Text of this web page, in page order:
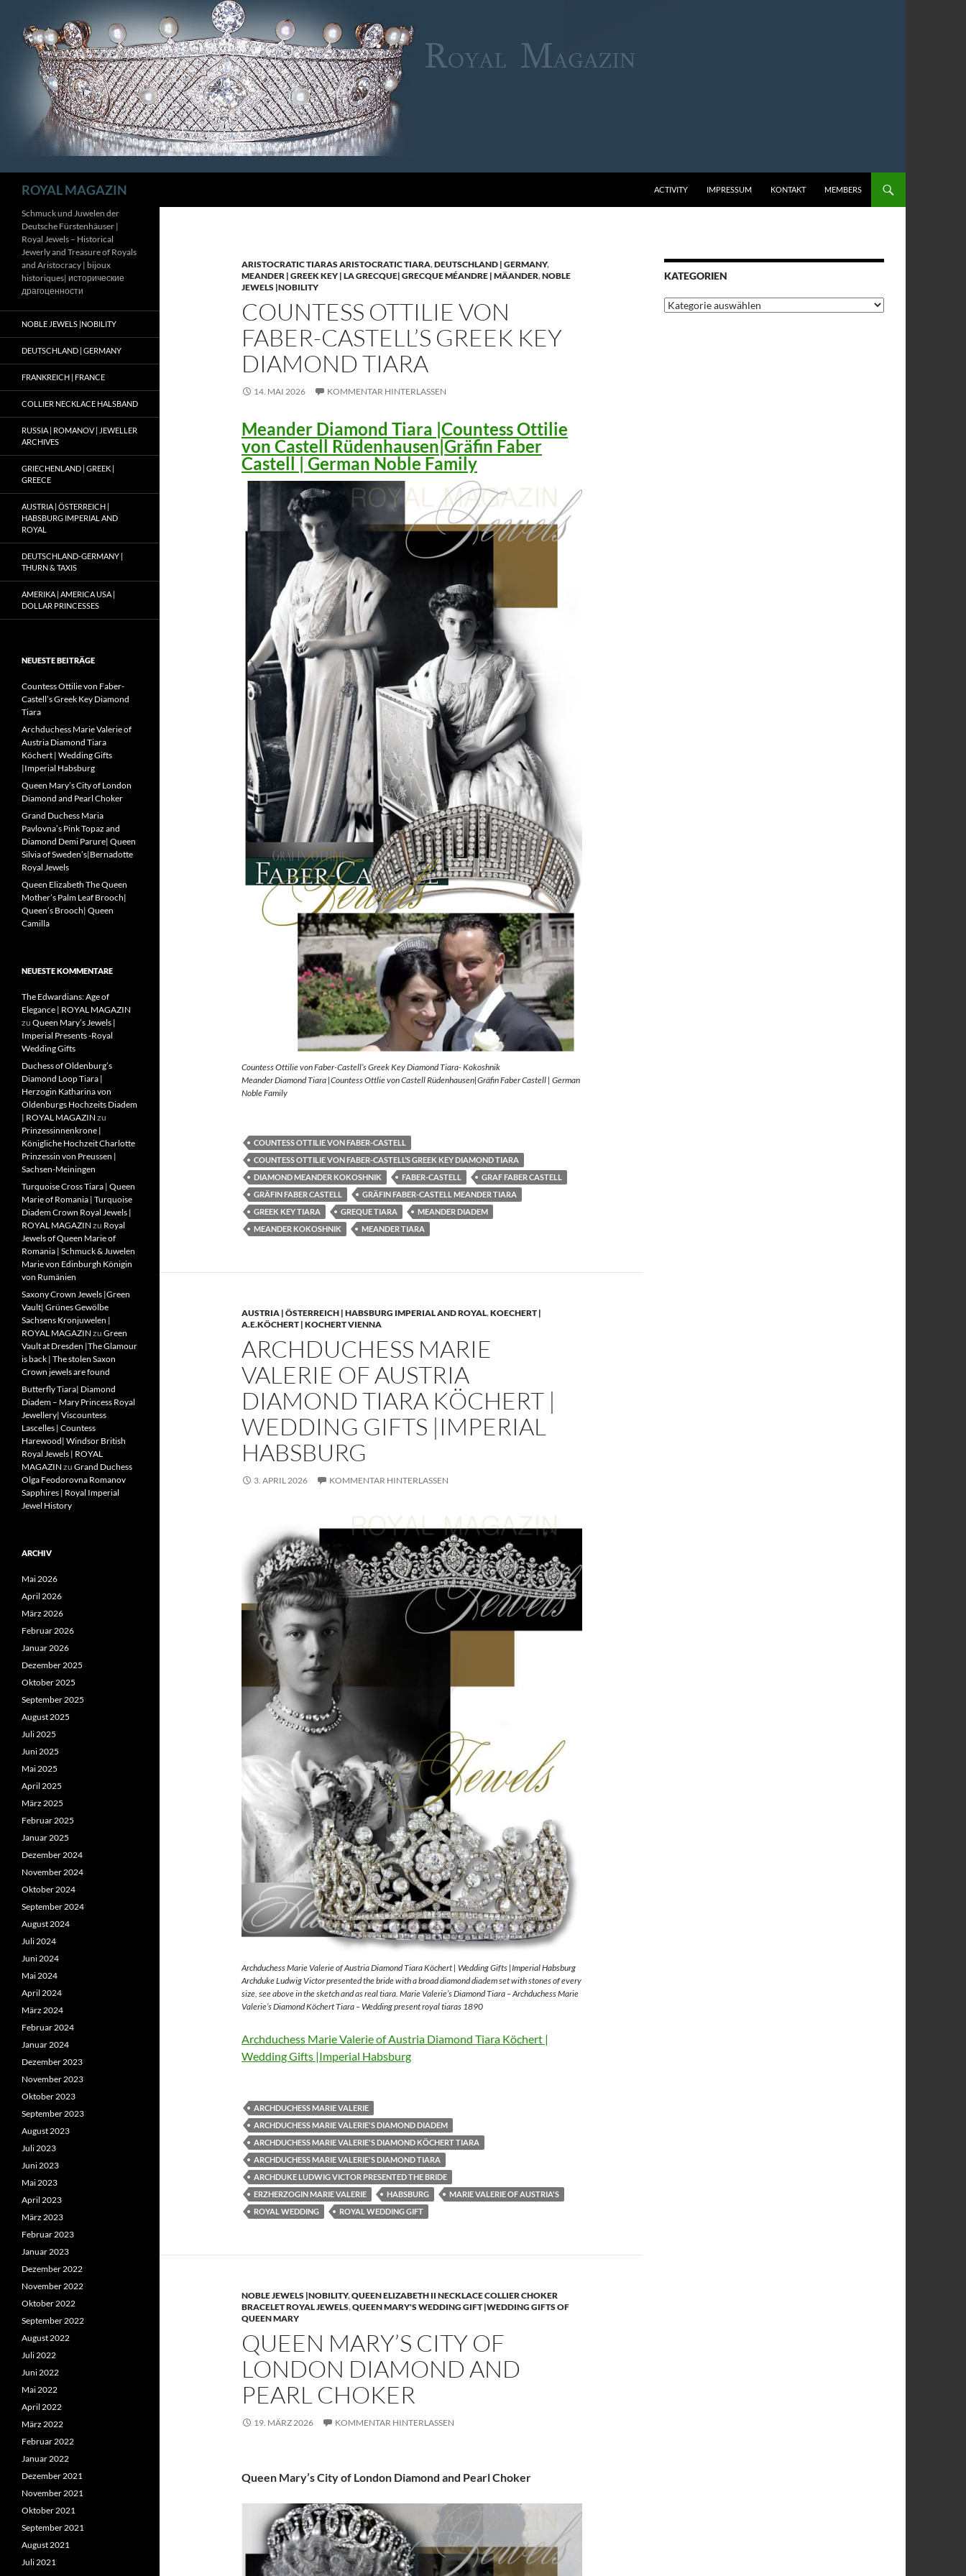
Inhalt
springen
ROYAL MAGAZIN ACTIVITY IMPRESSUM KONTAKT MEMBERS
ARISTOCRATIC TIARAS ARISTOCRATIC TIARA,DEUTSCHLAND | GERMANY,
MEANDER | GREEK KEY | LA GRECQUE| GRECQUE MÉANDRE | MÄANDER,NOBLE
JEWELS |NOBILITY
COUNTESS OTTILIE VON
FABER-CASTELL’S GREEK KEY
DIAMOND TIARA
14. MAI 2026 KOMMENTAR HINTERLASSEN
Meander Diamond Tiara |Countess Ottilie
von Castell Rüdenhausen|Gräfin Faber
Castell | German Noble Family
Countess Ottilie von Faber-Castell’s Greek Key Diamond Tiara- Kokoshnik
Meander Diamond Tiara |Countess Ottlie von Castell Rüdenhausen|Gräfin Faber Castell | German
Noble Family
COUNTESS OTTILIE VON FABER-CASTELL
COUNTESS OTTILIE VON FABER-CASTELL’S GREEK KEY DIAMOND TIARA
DIAMOND MEANDER KOKOSHNIK
FABER-CASTELL
GRAF FABER CASTELL
GRÄFIN FABER CASTELL
GRÄFIN FABER-CASTELL MEANDER TIARA
GREEK KEY TIARA
GREQUE TIARA
MEANDER DIADEM
MEANDER KOKOSHNIK
MEANDER TIARA
AUSTRIA | ÖSTERREICH | HABSBURG IMPERIAL AND ROYAL,KOECHERT |
A.E.KÖCHERT | KOCHERT VIENNA
ARCHDUCHESS MARIE
VALERIE OF AUSTRIA
DIAMOND TIARA KÖCHERT |
WEDDING GIFTS |IMPERIAL
HABSBURG
3. APRIL 2026 KOMMENTAR HINTERLASSEN
Archduchess Marie Valerie of Austria Diamond Tiara Köchert | Wedding Gifts |Imperial Habsburg
Archduke Ludwig Victor presented the bride with a broad diamond diadem set with stones of every
size, see above in the sketch and as real tiara. Marie Valerie’s Diamond Tiara – Archduchess Marie
Valerie’s Diamond Köchert Tiara – Wedding present royal tiaras 1890
Archduchess Marie Valerie of Austria Diamond Tiara Köchert |
Wedding Gifts |Imperial Habsburg
ARCHDUCHESS MARIE VALERIE
ARCHDUCHESS MARIE VALERIE'S DIAMOND DIADEM
ARCHDUCHESS MARIE VALERIE'S DIAMOND KÖCHERT TIARA
ARCHDUCHESS MARIE VALERIE'S DIAMOND TIARA
ARCHDUKE LUDWIG VICTOR PRESENTED THE BRIDE
ERZHERZOGIN MARIE VALERIE
HABSBURG
MARIE VALERIE OF AUSTRIA'S
ROYAL WEDDING
ROYAL WEDDING GIFT
NOBLE JEWELS |NOBILITY,QUEEN ELIZABETH II NECKLACE COLLIER CHOKER
BRACELET ROYAL JEWELS,QUEEN MARY'S WEDDING GIFT |WEDDING GIFTS OF
QUEEN MARY
QUEEN MARY’S CITY OF
LONDON DIAMOND AND
PEARL CHOKER
19. MÄRZ 2026 KOMMENTAR HINTERLASSEN
Queen Mary’s City of London Diamond and Pearl Choker
KATEGORIEN
Kategorien
Schmuck und Juwelen der
Deutsche Fürstenhäuser |
Royal Jewels – Historical
Jewerly and Treasure of Royals
and Aristocracy | bijoux
historiques| исторические
драгоценности
NOBLE JEWELS |NOBILITY
DEUTSCHLAND | GERMANY
FRANKREICH | FRANCE
COLLIER NECKLACE HALSBAND
RUSSIA | ROMANOV | JEWELLER
ARCHIVES
GRIECHENLAND | GREEK |
GREECE
AUSTRIA | ÖSTERREICH |
HABSBURG IMPERIAL AND
ROYAL
DEUTSCHLAND-GERMANY |
THURN & TAXIS
AMERIKA | AMERICA USA |
DOLLAR PRINCESSES
NEUESTE BEITRÄGE
Countess Ottilie von Faber-
Castell’s Greek Key Diamond
Tiara
Archduchess Marie Valerie of
Austria Diamond Tiara
Köchert | Wedding Gifts
|Imperial Habsburg
Queen Mary’s City of London
Diamond and Pearl Choker
Grand Duchess Maria
Pavlovna’s Pink Topaz and
Diamond Demi Parure| Queen
Silvia of Sweden’s|Bernadotte
Royal Jewels
Queen Elizabeth The Queen
Mother’s Palm Leaf Brooch|
Queen’s Brooch| Queen
Camilla
NEUESTE KOMMENTARE
The Edwardians: Age of
Elegance | ROYAL MAGAZIN
zu Queen Mary’s Jewels |
Imperial Presents -Royal
Wedding Gifts
Duchess of Oldenburg’s
Diamond Loop Tiara |
Herzogin Katharina von
Oldenburgs Hochzeits Diadem
| ROYAL MAGAZIN zu
Prinzessinnenkrone |
Königliche Hochzeit Charlotte
Prinzessin von Preussen |
Sachsen-Meiningen
Turquoise Cross Tiara | Queen
Marie of Romania | Turquoise
Diadem Crown Royal Jewels |
ROYAL MAGAZIN zu Royal
Jewels of Queen Marie of
Romania | Schmuck & Juwelen
Marie von Edinburgh Königin
von Rumänien
Saxony Crown Jewels |Green
Vault| Grünes Gewölbe
Sachsens Kronjuwelen |
ROYAL MAGAZIN zu Green
Vault at Dresden |The Glamour
is back | The stolen Saxon
Crown jewels are found
Butterfly Tiara| Diamond
Diadem – Mary Princess Royal
Jewellery| Viscountess
Lascelles | Countess
Harewood| Windsor British
Royal Jewels | ROYAL
MAGAZIN zu Grand Duchess
Olga Feodorovna Romanov
Sapphires | Royal Imperial
Jewel History
ARCHIV
Mai 2026
April 2026
März 2026
Februar 2026
Januar 2026
Dezember 2025
Oktober 2025
September 2025
August 2025
Juli 2025
Juni 2025
Mai 2025
April 2025
März 2025
Februar 2025
Januar 2025
Dezember 2024
November 2024
Oktober 2024
September 2024
August 2024
Juli 2024
Juni 2024
Mai 2024
April 2024
März 2024
Februar 2024
Januar 2024
Dezember 2023
November 2023
Oktober 2023
September 2023
August 2023
Juli 2023
Juni 2023
Mai 2023
April 2023
März 2023
Februar 2023
Januar 2023
Dezember 2022
November 2022
Oktober 2022
September 2022
August 2022
Juli 2022
Juni 2022
Mai 2022
April 2022
März 2022
Februar 2022
Januar 2022
Dezember 2021
November 2021
Oktober 2021
September 2021
August 2021
Juli 2021